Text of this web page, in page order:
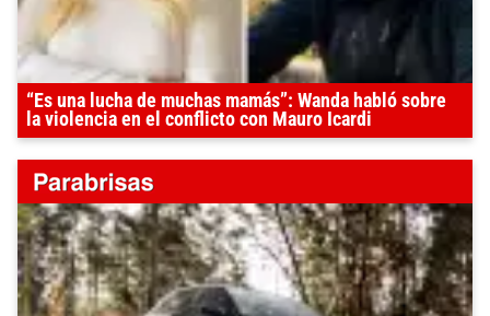
“Es una lucha de muchas mamás”: Wanda habló sobre
la violencia en el conflicto con Mauro Icardi